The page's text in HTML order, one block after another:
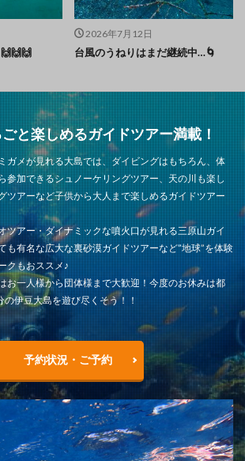
2026年7月12日
台風のうねりはまだ継続中…🌀
と楽しめるガイドツアー満載！
ガメが見れる大島では、ダイビングはもちろん、体
参加できるシュノーケリングツアー、天の川も楽し
ツアーなど子供から大人まで楽しめるガイドツアー
ツアー・ダイナミックな噴火口が見れる三原山ガイ
も有名な広大な裏砂漠ガイドツアーなど”地球”を体験
クもおススメ♪
お一人様から団体様まで大歓迎！今度のお休みは都
の伊豆大島を遊び尽くそう！！
予約状況・ご予約